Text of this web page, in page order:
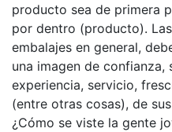
producto sea de primera
por dentro (producto).
embalajes en general,
una imagen de confianza,
experiencia, servicio,
(entre otras cosas), de
¿Cómo se viste la gente